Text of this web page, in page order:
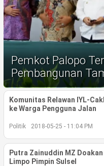
Life Style
Profil
Video
More
Pemkot Palopo
Pembangunan
Komunitas Relawan IYL-
ke Warga Pengguna Jalan
Politik 2018-05-25 - 11:04 PM
Putra Zainuddin MZ
Limpo Pimpin Sulsel